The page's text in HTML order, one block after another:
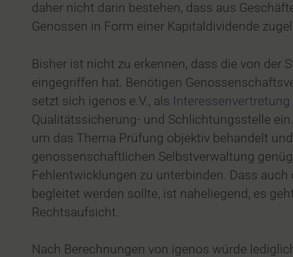
daher nicht darin bestehen, dass aus
Genossen in Form einer Kapitaldividende
Bisher ist nicht zu erkennen, dass die von
eingegriffen hat. Benötigen
setzt sich igenos e.V., als
Qualitätssicherung- und Schlichtungsstelle
um das Thema Prüfung objektiv behandelt
genossenschaftlichen Selbstverwaltung
Fehlentwicklungen zu unterbinden. Dass
begleitet werden sollte, ist naheliegend, es
Rechtsaufsicht.
Nach Berechnungen von igenos würde